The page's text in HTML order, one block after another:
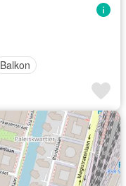
Balkon